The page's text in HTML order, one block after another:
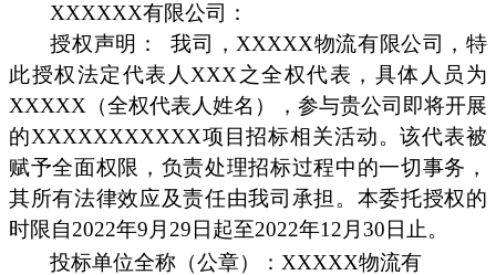
XXXXXX有限公司：
授权声明：
我司，XXXXX物流有限公司，特
此授权法定代表人XXX之全权代表，具体人员为
XXXXX（全权代表人姓名），参与贵公司即将开展
的XXXXXXXXXXX项目招标相关活动。该代表被
赋予全面权限，负责处理招标过程中的一切事务，
其所有法律效应及责任由我司承担。本委托授权的
时限自2022年9月29日起至2022年12月30日止。
投标单位全称（公章）：XXXXX物流有